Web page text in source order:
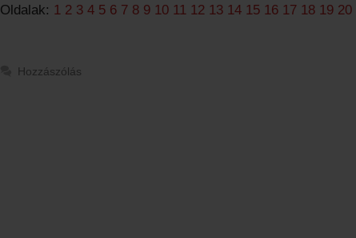
Oldalak: 1 2 3 4 5 6 7 8 9 10 11 12 13 14 15 16 17 18 19 20
Hozzászólás